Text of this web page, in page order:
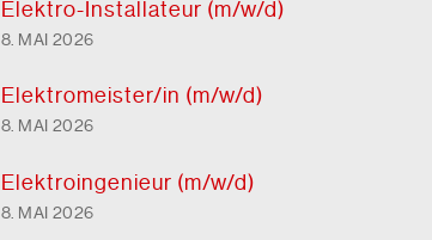
Elektro-Installateur (m/w/d)
8. MAI 2026
Elektromeister/in (m/w/d)
8. MAI 2026
Elektroingenieur (m/w/d)
8. MAI 2026